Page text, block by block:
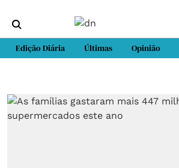
Edição Diária Últimas Opinião